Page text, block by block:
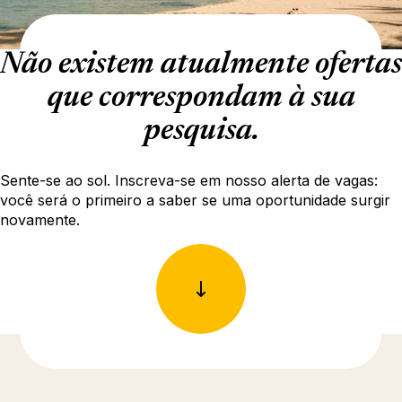
Não existem atualmente ofertas
que correspondam à sua
pesquisa.
Sente-se ao sol. Inscreva-se em nosso alerta de vagas:
você será o primeiro a saber se uma oportunidade surgir
novamente.